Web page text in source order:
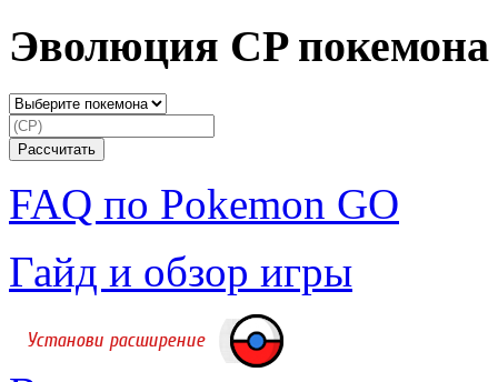
Эволюция CP покемона
FAQ по Pokemon GO
Гайд и обзор игры